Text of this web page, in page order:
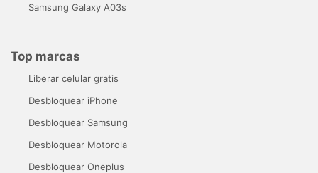
Samsung Galaxy A03s
Top marcas
Liberar celular gratis
Desbloquear iPhone
Desbloquear Samsung
Desbloquear Motorola
Desbloquear Oneplus